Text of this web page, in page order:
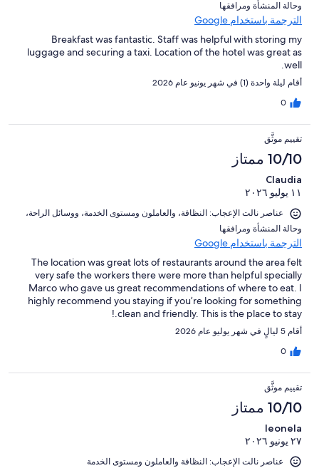
و⁦حالة المنشأة ومرافقها⁩
الترجمة باستخدام Google
Breakfast was fantastic. Staff was helpful with storing my
luggage and securing a taxi. Location of the hotel was great as
well.
أقام ليلة واحدة (1) في شهر يونيو عام 2026
0
تقييم موثَّق
10/10 ممتاز
Claudia
١١ يوليو ٢٠٢٦
عناصر نالت الإعجاب: ⁦النظافة⁩، و⁦العاملون ومستوى الخدمة⁩، و⁦وسائل الراحة⁩،
و⁦حالة المنشأة ومرافقها⁩
الترجمة باستخدام Google
The location was great lots of restaurants around the area felt
very safe the workers there were more than helpful specially
Marco who gave us great recommendations of where to eat. I
highly recommend you staying if you’re looking for something
clean and friendly. This is the place to stay.!
أقام 5 ليالٍ في شهر يوليو عام 2026
0
تقييم موثَّق
10/10 ممتاز
leonela
٢٧ يونيو ٢٠٢٦
عناصر نالت الإعجاب: ⁦النظافة⁩ و⁦العاملون ومستوى الخدمة⁩